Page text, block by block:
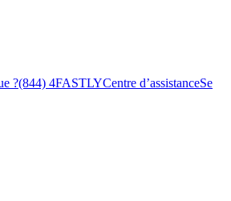
?(844) 4FASTLYCentre d’assistanceSe